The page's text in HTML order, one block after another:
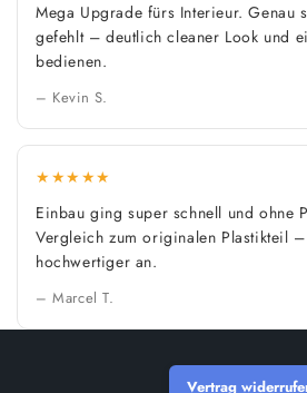
Mega Upgrade fürs Interieur. Genau
gefehlt – deutlich cleaner Look und
bedienen.
– Kevin S.
★★★★★
Einbau ging super schnell und ohne
Vergleich zum originalen Plastikteil
hochwertiger an.
– Marcel T.
Vertrag